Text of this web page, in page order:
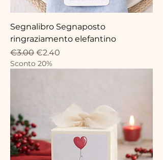
Segnalibro Segnaposto
ringraziamento elefantino
Regular Price
€3.00 Sale Price
€2.40
Sconto 20%